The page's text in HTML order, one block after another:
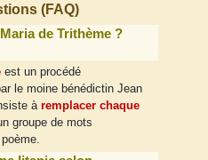
(FAQ)
de Trithème ?
est un procédé
le moine bénédictin Jean
à remplacer chaque
groupe de mots